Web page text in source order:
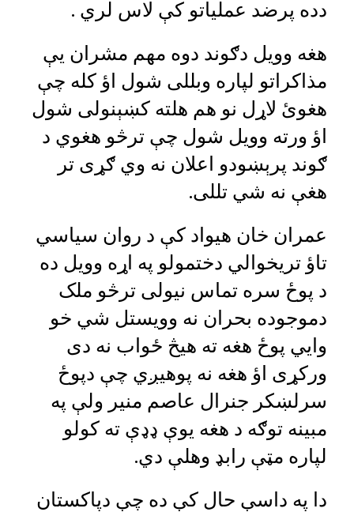
دده پرضد عملیاتو کې لاس لري .
هغه وویل دګوند دوه مهم مشران یې
مذاکراتو لپاره وبللی شول اؤ کله چې
هغوئ لاړل نو هم هلته کښېنولی شول
اؤ ورته وویل شول چې ترڅو هغوي د
ګوند پرېښودو اعلان نه وي ګړی تر
هغې نه شي تللی.
عمران خان هیواد کې د روان سیاسي
تاؤ تریخوالي دختمولو په اړه وویل ده
د پوځ سره تماس نیولی ترڅو ملک
دموجوده بحران نه وویستل شي خو
وایي پوځ هغه ته هیڅ ځواب نه دی
ورکړی اؤ هغه نه پوهیږي چې دپوځ
سرلښکر جنرال عاصم منیر ولې په
مبینه توګه د هغه یوې ډډې ته کولو
لپاره مټې رابډ وهلې دي.
دا په داسې حال کې ده چې دپاکستان